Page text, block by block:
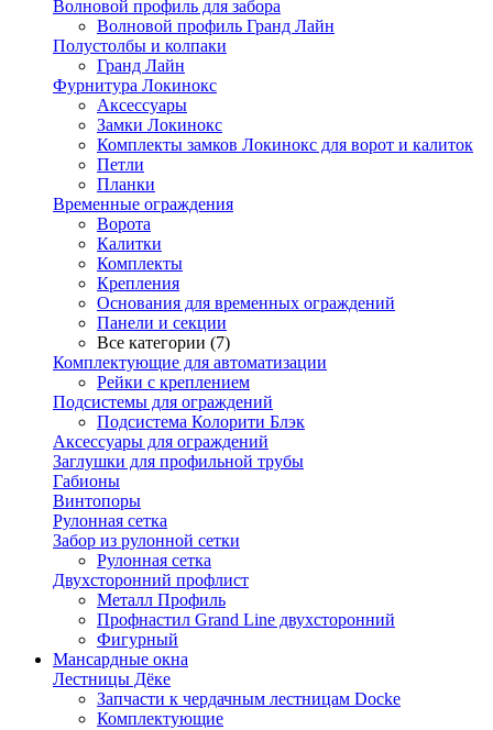
Волновой профиль для забора
Волновой профиль Гранд Лайн
Полустолбы и колпаки
Гранд Лайн
Фурнитура Локинокс
Аксессуары
Замки Локинокс
Комплекты замков Локинокс для ворот и калиток
Петли
Планки
Временные ограждения
Ворота
Калитки
Комплекты
Крепления
Основания для временных ограждений
Панели и секции
Все категории (7)
Комплектующие для автоматизации
Рейки с креплением
Подсистемы для ограждений
Подсистема Колорити Блэк
Аксессуары для ограждений
Заглушки для профильной трубы
Габионы
Винтопоры
Рулонная сетка
Забор из рулонной сетки
Рулонная сетка
Двухсторонний профлист
Металл Профиль
Профнастил Grand Line двухсторонний
Фигурный
Мансардные окна
Лестницы Дёке
Запчасти к чердачным лестницам Docke
Комплектующие